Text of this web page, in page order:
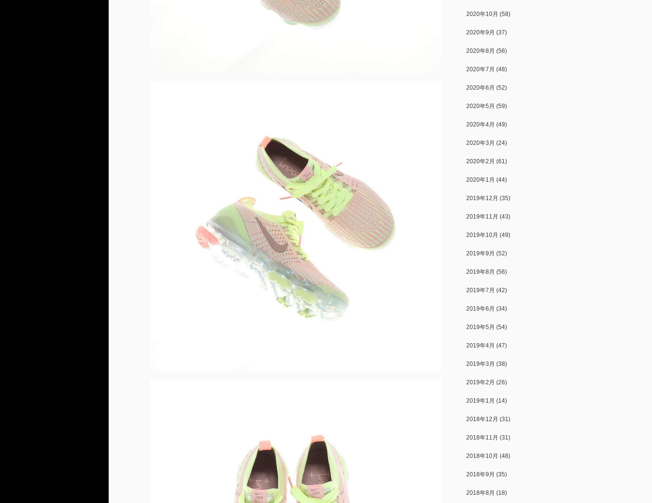
2020年10月 (58)
2020年9月 (37)
2020年8月 (56)
2020年7月 (48)
2020年6月 (52)
2020年5月 (59)
2020年4月 (49)
2020年3月 (24)
2020年2月 (61)
2020年1月 (44)
2019年12月 (35)
2019年11月 (43)
2019年10月 (49)
2019年9月 (52)
2019年8月 (56)
2019年7月 (42)
2019年6月 (34)
2019年5月 (54)
2019年4月 (47)
2019年3月 (38)
2019年2月 (26)
2019年1月 (14)
2018年12月 (31)
2018年11月 (31)
2018年10月 (48)
2018年9月 (35)
2018年8月 (18)